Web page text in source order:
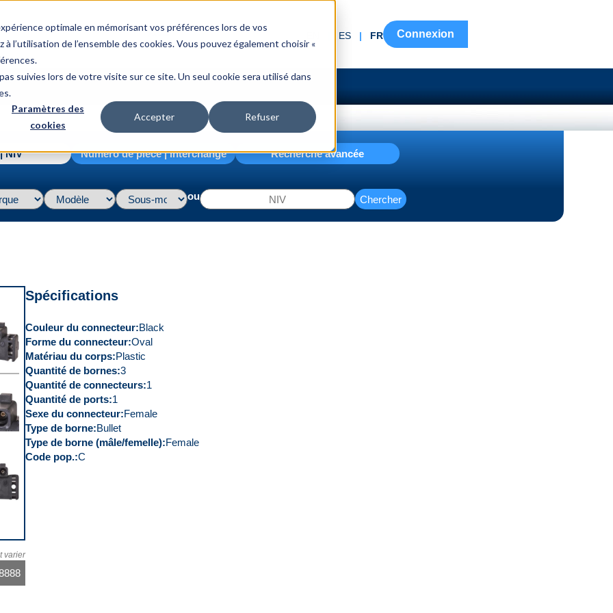
optimale en mémorisant vos préférences lors de vos
l’utilisation de l’ensemble des cookies. Vous pouvez également choisir «
suivies lors de votre visite sur ce site. Un seul cookie sera utilisé dans
Paramètres des
cookies
Accepter Refuser
ES | FR Connexion
NIV Numéro de pièce | interchange Recherche avancée
ou Chercher
varier
Spécifications
Couleur du connecteur Black
Forme du connecteur Oval
Matériau du corps Plastic
Quantité de bornes 3
Quantité de connecteurs 1
Quantité de ports 1
Sexe du connecteur Female
Type de borne Bullet
Type de borne (mâle/femelle) Female
Code pop. C